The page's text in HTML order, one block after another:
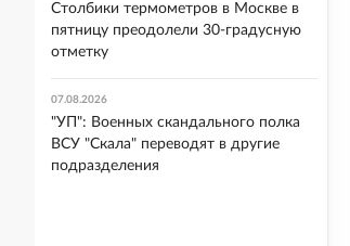
Столбики термометров в Москве в
пятницу преодолели 30-градусную
отметку
07.08.2026
"УП": Военных скандального полка
ВСУ "Скала" переводят в другие
подразделения